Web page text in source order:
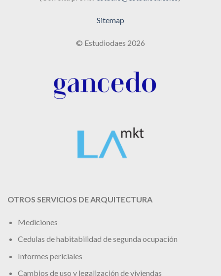
Sitemap
© Estudiodaes 2026
OTROS SERVICIOS DE ARQUITECTURA
Mediciones
Cedulas de habitabilidad de segunda ocupación
Informes periciales
Cambios de uso y legalización de viviendas